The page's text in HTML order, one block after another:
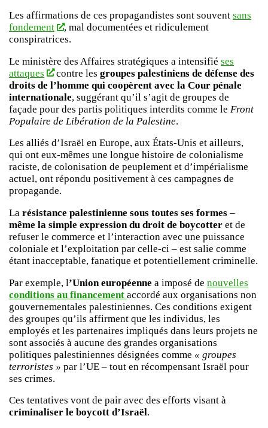
Les affirmations de ces propagandistes sont souvent sans
fondement
, mal documentées et ridiculement
conspiratrices.
Le ministère des Affaires stratégiques a intensifié ses
attaques
contre les groupes palestiniens de défense des
droits de l’homme qui coopèrent avec la Cour pénale
internationale, suggérant qu’il s’agit de groupes de
façade pour des partis politiques interdits comme le Front
Populaire de Libération de la Palestine.
Les alliés d’Israël en Europe, aux États-Unis et ailleurs,
qui ont eux-mêmes une longue histoire de colonialisme
raciste, de colonisation de peuplement et d’impérialisme
actuel, ont répondu positivement à ces campagnes de
propagande.
La résistance palestinienne sous toutes ses formes –
même la simple expression du droit de boycotter et de
refuser le commerce et l’interaction avec une puissance
coloniale et l’exploitation par celle-ci – est salie comme
étant inacceptable, fanatique et potentiellement criminelle.
Par exemple, l’Union européenne a imposé de nouvelles
conditions au financement accordé aux organisations non
gouvernementales palestiniennes. Ces conditions exigent
des groupes qu’ils affirment que les individus, les
employés et les partenaires impliqués dans leurs projets ne
sont associés à aucune des grandes organisations
politiques palestiniennes désignées comme « groupes
terroristes » par l’UE – tout en récompensant Israël pour
ses crimes.
Ces tentatives vont de pair avec des efforts visant à
criminaliser le boycott d’Israël.